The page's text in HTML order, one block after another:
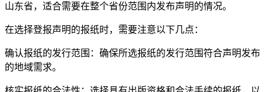
山东省，适合需要在整个省份范围内发布声明的情况。
在选择登报声明的报纸时，需要注意以下几点：
确认报纸的发行范围：确保所选报纸的发行范围符合声明发布
的地域需求。